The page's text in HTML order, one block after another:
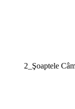
2_Şoaptele